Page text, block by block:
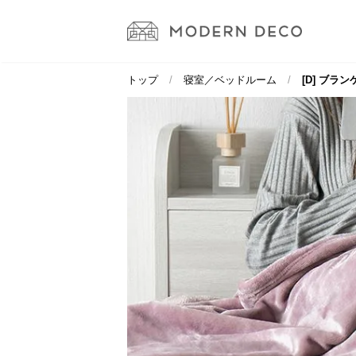
トップ 寝室／ベッドルーム [D] ブラン